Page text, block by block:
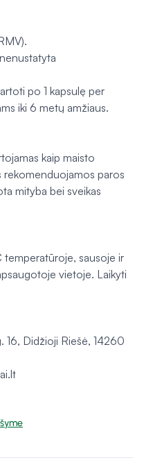
po 1 kapsulę per
iki 6 metų amžiaus.
kaip maisto
rekomenduojamos paros
mityba bei sveikas
temperatūroje, sausoje ir
vietoje. Laikyti
16, Didžioji Riešė, 14260